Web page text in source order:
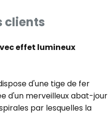
clients
effet lumineux
d'une tige de fer
d'un merveilleux abat-jour
par lesquelles la